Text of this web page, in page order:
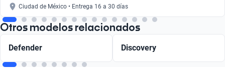
Ciudad de México • Entrega 16 a 30 días
Otros modelos relacionados
Defender Discovery